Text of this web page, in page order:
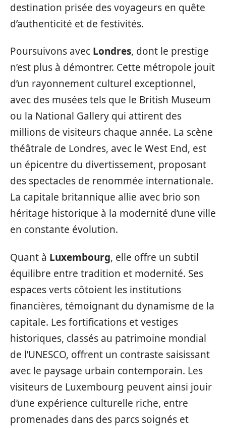
destination prisée des voyageurs en quête
d’authenticité et de festivités.
Poursuivons avec Londres, dont le prestige
n’est plus à démontrer. Cette métropole jouit
d’un rayonnement culturel exceptionnel,
avec des musées tels que le British Museum
ou la National Gallery qui attirent des
millions de visiteurs chaque année. La scène
théâtrale de Londres, avec le West End, est
un épicentre du divertissement, proposant
des spectacles de renommée internationale.
La capitale britannique allie avec brio son
héritage historique à la modernité d’une ville
en constante évolution.
Quant à Luxembourg, elle offre un subtil
équilibre entre tradition et modernité. Ses
espaces verts côtoient les institutions
financières, témoignant du dynamisme de la
capitale. Les fortifications et vestiges
historiques, classés au patrimoine mondial
de l’UNESCO, offrent un contraste saisissant
avec le paysage urbain contemporain. Les
visiteurs de Luxembourg peuvent ainsi jouir
d’une expérience culturelle riche, entre
promenades dans des parcs soignés et